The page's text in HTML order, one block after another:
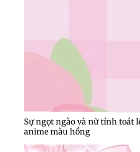
Sự ngọt ngào và nữ tính toát
anime màu hồng